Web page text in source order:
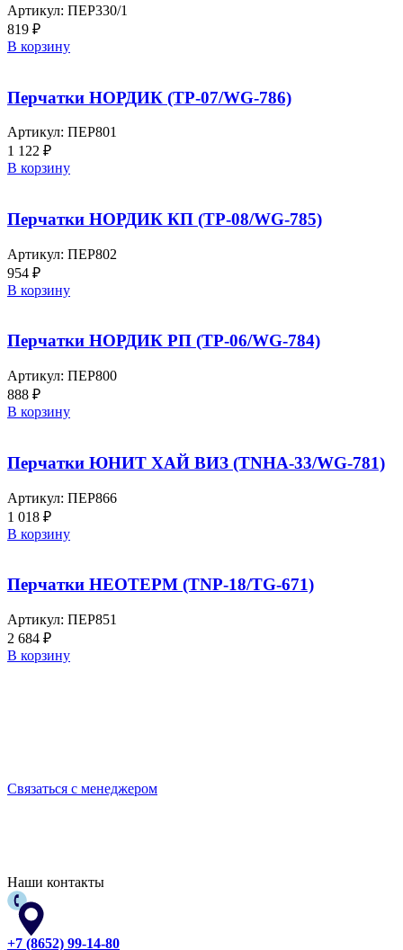
Артикул: ПЕР330/1
819 ₽
В корзину
Перчатки НОРДИК (ТР-07/WG-786)
Артикул: ПЕР801
1 122 ₽
В корзину
Перчатки НОРДИК КП (ТР-08/WG-785)
Артикул: ПЕР802
954 ₽
В корзину
Перчатки НОРДИК РП (ТР-06/WG-784)
Артикул: ПЕР800
888 ₽
В корзину
Перчатки ЮНИТ ХАЙ ВИЗ (TNHA-33/WG-781)
Артикул: ПЕР866
1 018 ₽
В корзину
Перчатки НЕОТЕРМ (TNP-18/TG-671)
Артикул: ПЕР851
2 684 ₽
В корзину
Связаться с менеджером
Наши контакты
+7 (8652) 99-14-80